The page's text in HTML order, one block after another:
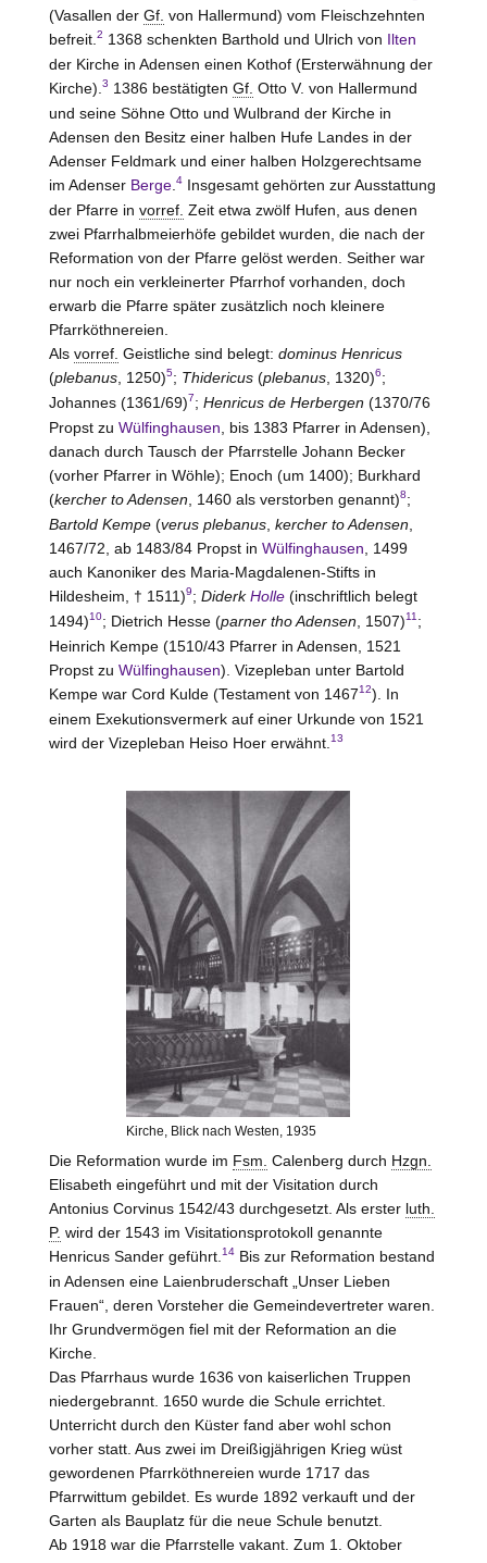
(Vasallen der Gf. von Hallermund) vom Fleischzehnten
befreit. 2 1368 schenkten Barthold und Ulrich von Ilten
der Kirche in Adensen einen Kothof (Ersterwähnung der
Kirche). 3 1386 bestätigten Gf. Otto V. von Hallermund
und seine Söhne Otto und Wulbrand der Kirche in
Adensen den Besitz einer halben Hufe Landes in der
Adenser Feldmark und einer halben Holzgerechtsame
im Adenser Berge. 4Insgesamt gehörten zur Ausstattung
der Pfarre in vorref. Zeit etwa zwölf Hufen, aus denen
zwei Pfarrhalbmeierhöfe gebildet wurden, die nach der
Reformation von der Pfarre gelöst werden. Seither war
nur noch ein verkleinerter Pfarrhof vorhanden, doch
erwarb die Pfarre später zusätzlich noch kleinere
Pfarrköthnereien.
Als vorref. Geistliche sind belegt: dominus Henricus
(plebanus, 1250)5; Thidericus(plebanus, 1320)6;
Johannes (1361/69)7; Henricus de Herbergen (1370/76
Propst zu Wülfinghausen , bis 1383 Pfarrer in Adensen),
danach durch Tausch der Pfarrstelle Johann Becker
(vorher Pfarrer in Wöhle); Enoch (um 1400); Burkhard
(kercher to Adensen , 1460 als verstorben genannt)8;
Bartold Kempe(verus plebanus, kercher to Adensen
1467/72, ab 1483/84 Propst in Wülfinghausen , 1499
auch Kanoniker des Maria-Magdalenen-Stifts in
Hildesheim , † 1511)9; DiderkHolle(inschriftlich belegt
1494)10; Dietrich Hesse (parner tho Adensen , 1507)11 ;
Heinrich Kempe (1510/43 Pfarrer in Adensen, 1521
Propst zu Wülfinghausen). Vizepleban unter Bartold
Kempe war Cord Kulde (Testament von 146712). In
einem Exekutionsvermerk auf einer Urkunde von 1521
wird der Vizepleban Heiso Hoer erwähnt. 13
Kirche, Blick nach Westen, 1935
Die Reformation wurde im Fsm. Calenberg durch Hzgn.
Elisabeth eingeführt und mit der Visitation durch
Antonius Corvinus 1542/43 durchgesetzt. Als erster luth.
P. wird der 1543 im Visitationsprotokoll genannte
Henricus Sander geführt. 14Bis zur Reformation bestand
in Adensen eine Laienbruderschaft „Unser Lieben
Frauen“, deren Vorsteher die Gemeindevertreter waren.
Ihr Grundvermögen fiel mit der Reformation an die
Kirche.
Das Pfarrhaus wurde 1636 von kaiserlichen Truppen
niedergebrannt. 1650 wurde die Schule errichtet.
Unterricht durch den Küster fand aber wohl schon
vorher statt. Aus zwei im Dreißigjährigen Krieg wüst
gewordenen Pfarrköthnereien wurde 1717 das
Pfarrwittum gebildet. Es wurde 1892 verkauft und der
Garten als Bauplatz für die neue Schule benutzt.
Ab 1918 war die Pfarrstelle vakant. Zum 1. Oktober